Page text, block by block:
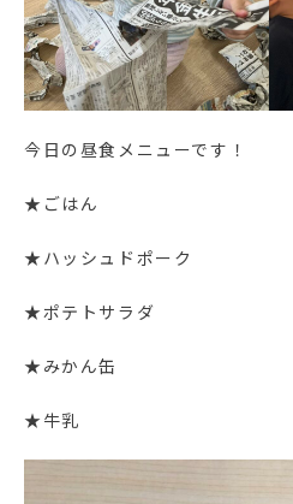
今日の昼食メニューです！
★ごはん
★ハッシュドポーク
★ポテトサラダ
★みかん缶
★牛乳